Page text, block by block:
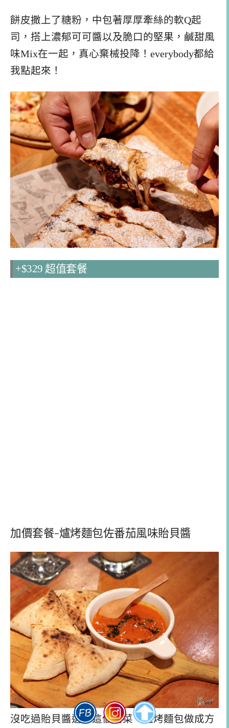
餅皮撒上了糖粉，中包著厚厚牽絲的軟Q起
司，搭上濃郁可可醬以及脆口的堅果，鹹甜風
味Mix在一起，真心棄械投降！everybody都給
我點起來！
+$329 超值套餐
加價套餐-爐烤麵包佐番茄風味貽貝醬
沒吃過貽貝醬選了這個前菜，爐烤麵包做成方